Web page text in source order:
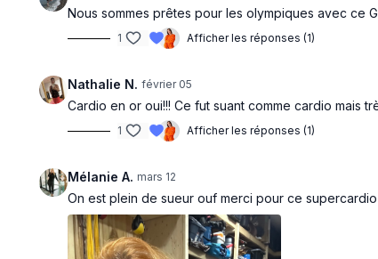
Nous sommes prêtes pour les olympiques avec ce
1 Afficher les réponses (1)
Nathalie N. février 05
Cardio en or oui!!! Ce fut suant comme cardio mais
1 Afficher les réponses (1)
Mélanie A. mars 12
On est plein de sueur ouf merci pour ce